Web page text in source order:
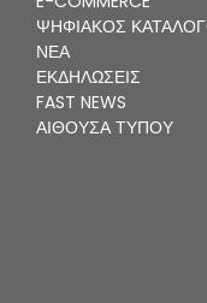
ΨΗΦΙΑΚΌΣ
ΝΈΑ
ΕΚΔΗΛΏΣΕΙΣ
FAST NEWS
ΑΊΘΟΥΣΑ ΤΎΠΟΥ